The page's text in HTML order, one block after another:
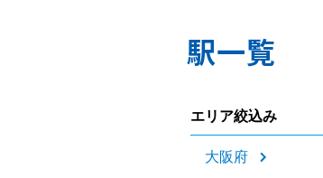
駅一覧
エリア絞込み
大阪府